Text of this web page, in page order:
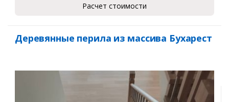
Расчет стоимости
Деревянные перила из массива Бухарест